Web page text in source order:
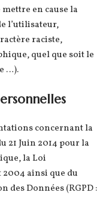
en cause la
l’utilisateur,
raciste,
quel que soit le
…).
concernant la
Juin 2014 pour la
la Loi
ainsi que du
des Données (RGPD :